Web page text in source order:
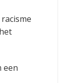
een